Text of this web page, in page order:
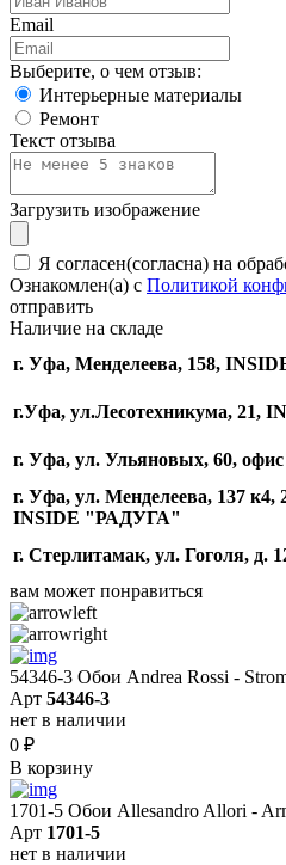
Email
Выберите, о чем отзыв:
Интерьерные материалы
Ремонт
Текст отзыва
Загрузить изображение
Я согласен(согласна) на
Ознакомлен(а) с Политикой
отправить
Наличие на складе
г. Уфа, Менделеева, 158,
г.Уфа, ​ул.Лесотехникума, 21,
г. Уфа, ул. Ульяновых, 60, офис
г. Уфа, ул. Менделеева, 137 к4,
INSIDE "РАДУГА"
г. Стерлитамак, ул. Гоголя, д.
вам может понравиться
54346-3 Обои Andrea Rossi -
Арт 54346-3
нет в наличии
0 ₽
В корзину
1701-5 Обои Allesandro Allori -
Арт 1701-5
нет в наличии